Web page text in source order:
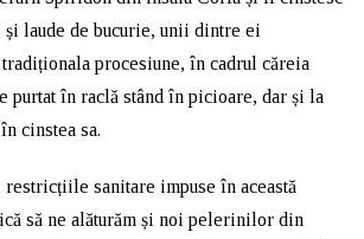
laude de bucurie, unii dintre ei
procesiune, în cadrul căreia
purtat în raclă stând în picioare, dar și la
cinstea sa.
restricțiile sanitare impuse în această
să ne alăturăm și noi pelerinilor din